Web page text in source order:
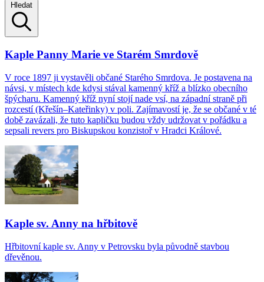
Hledat
Kaple Panny Marie ve Starém Smrdově
V roce 1897 ji vystavěli občané Starého Smrdova. Je postavena na
návsi, v místech kde kdysi stával kamenný kříž a blízko obecního
špýcharu. Kamenný kříž nyní stojí nade vsí, na západní straně při
rozcestí (Křešín–Kateřinky) v poli. Zajímavostí je, že se občané v té
době zavázali, že tuto kapličku budou vždy udržovat v pořádku a
sepsali revers pro Biskupskou konzistoř v Hradci Králové.
Kaple sv. Anny na hřbitově
Hřbitovní kaple sv. Anny v Petrovsku byla původně stavbou
dřevěnou.